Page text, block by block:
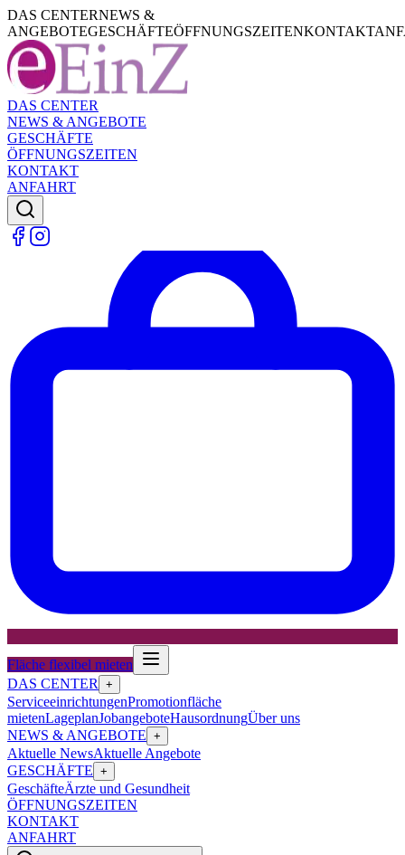
DAS CENTERNEWS &
ANGEBOTEGESCHÄFTEÖFFNUNGSZEITENKONTAKT
DAS CENTER
NEWS & ANGEBOTE
GESCHÄFTE
ÖFFNUNGSZEITEN
KONTAKT
ANFAHRT
Fläche flexibel mieten
DAS CENTER
+
ServiceeinrichtungenPromotionfläche
mietenLageplanJobangeboteHausordnungÜber uns
NEWS & ANGEBOTE +
Aktuelle NewsAktuelle Angebote
GESCHÄFTE +
GeschäfteÄrzte und Gesundheit
ÖFFNUNGSZEITEN
KONTAKT
ANFAHRT